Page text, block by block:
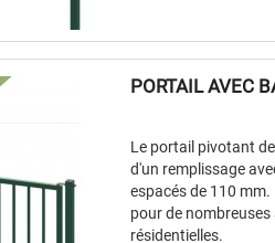
PORTAIL AVEC
Le portail pivotant
d'un remplissage
espacés de 110
pour de
résidentielles.